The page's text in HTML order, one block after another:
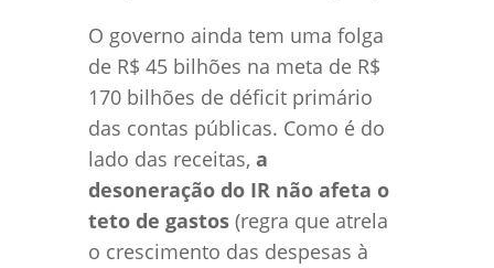
O governo ainda tem uma folga
de R$ 45 bilhões na meta de R$
170 bilhões de déficit primário
das contas públicas. Como é do
lado das receitas,a
desoneração do IR não afeta o
teto de gastos (regra que atrela
o crescimento das despesas à